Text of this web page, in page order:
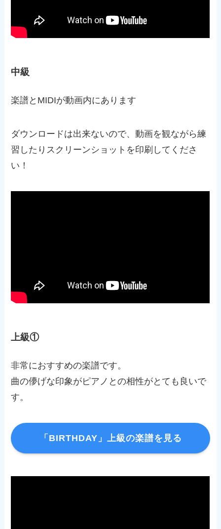
中級
楽譜とMIDIが動画内にあります
ダウンロードは出来ないので、動画を観ながら練
習したりスクリーンショットを印刷してくださ
い！
上級①
非常におすすめの楽譜です。
曲の儚げな印象がピアノとの相性がとても良いで
す。
「BIRTHDAY」上級の楽譜を見る